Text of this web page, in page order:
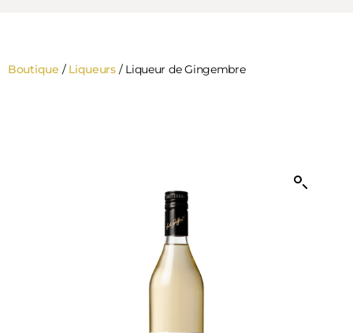
Boutique / Liqueurs/ Liqueur de Gingembre